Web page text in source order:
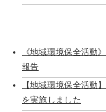
《地域環境保全活動
報告
【地域環境保全活動
を実施しました